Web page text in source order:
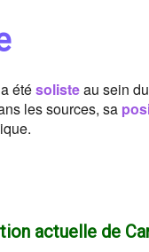
étésolisteau sein
les sources, sa
actuelle de